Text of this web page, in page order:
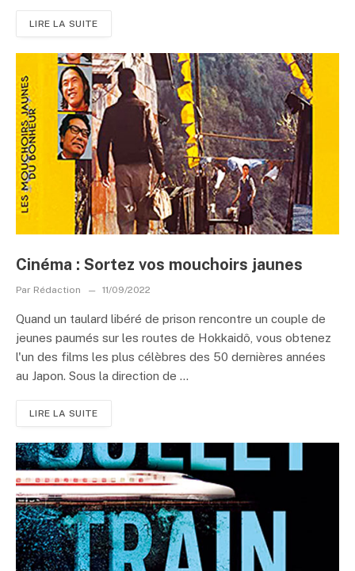
LIRE LA SUITE
Cinéma : Sortez vos mouchoirs jaunes
Par Rédaction 11/09/2022
Quand un taulard libéré de prison rencontre un couple de
jeunes paumés sur les routes de Hokkaidô, vous obtenez
l'un des films les plus célèbres des 50 dernières années
au Japon. Sous la direction de ...
LIRE LA SUITE